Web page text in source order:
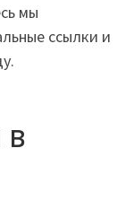
мы
ссылки и
в